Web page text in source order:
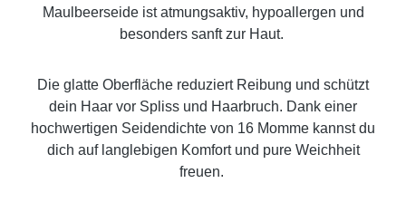
Maulbeerseide ist atmungsaktiv, hypoallergen und
besonders sanft zur Haut.
Die glatte Oberfläche reduziert Reibung und schützt
dein Haar vor Spliss und Haarbruch. Dank einer
hochwertigen Seidendichte von 16 Momme kannst du
dich auf langlebigen Komfort und pure Weichheit
freuen.